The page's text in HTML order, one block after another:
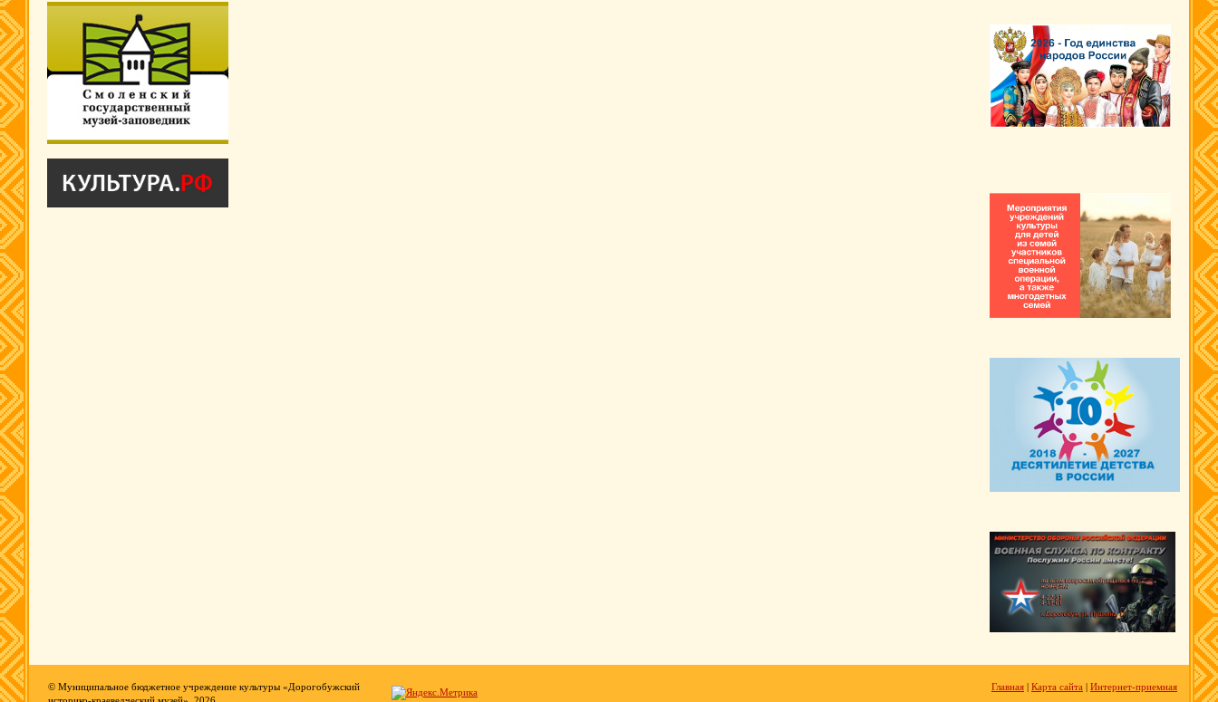
© Муниципальное бюджетное учреждение культуры «Дорогобужский
Главная | Карта сайта | Интернет-приемная